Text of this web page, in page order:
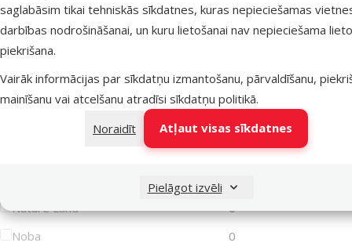
saglabāsim tikai tehniskās sīkdatnes, kuras nepieciešamas
darbības nodrošināšanai, un kuru lietošanai nav nepieciešama
piekrišana.
Vairāk informācijas par sīkdatņu izmantošanu, pārvaldīšanu,
mainīšanu vai atcelšanu atradīsi sīkdatņu politikā.
Noraidīt
Atļaut visas sīkdatnes
Pielāgot izvēli
Lets Play
0
Magic Cat
0
Marina
0
0
0
Nature Land
0
Noba
0